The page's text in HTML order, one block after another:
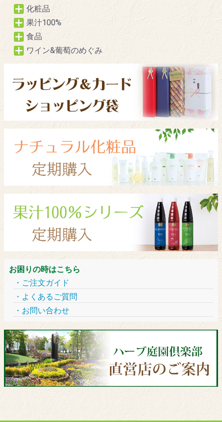
化粧品
果汁100%
食品
ワイン&葡萄のめぐみ
お困りの時はこちら
ご注文ガイド
よくあるご質問
お問い合わせ